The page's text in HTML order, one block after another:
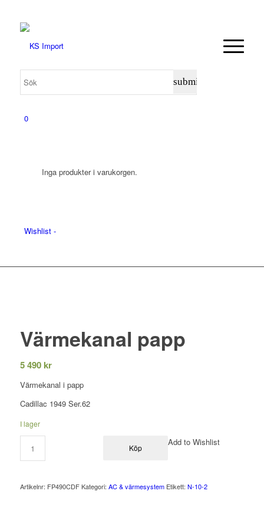
0
Inga produkter i varukorgen.
Wishlist -
Värmekanal papp
5 490 kr
Värmekanal i papp
Cadillac 1949 Ser.62
I lager
Köp
Add to Wishlist
Artikelnr: FP490CDF Kategori: AC & värmesystem Etikett: N-10-2